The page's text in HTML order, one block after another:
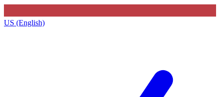
US (English)